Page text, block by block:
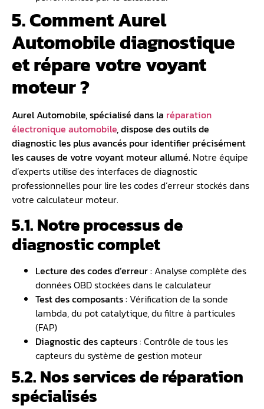
5. Comment Aurel
Automobile diagnostique
et répare votre voyant
moteur ?
Aurel Automobile, spécialisé dans la réparation
électronique automobile, dispose des outils de
diagnostic les plus avancés pour identifier précisément
les causes de votre voyant moteur allumé. Notre équipe
d’experts utilise des interfaces de diagnostic
professionnelles pour lire les codes d’erreur stockés dans
votre calculateur moteur.
5.1. Notre processus de
diagnostic complet
Lecture des codes d’erreur: Analyse complète des
données OBD stockées dans le calculateur
Test des composants: Vérification de la sonde
lambda, du pot catalytique, du filtre à particules
(FAP)
Diagnostic des capteurs: Contrôle de tous les
capteurs du système de gestion moteur
5.2. Nos services de réparation
spécialisés